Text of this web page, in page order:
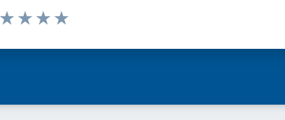
da 1 a 5 stelle la pagina